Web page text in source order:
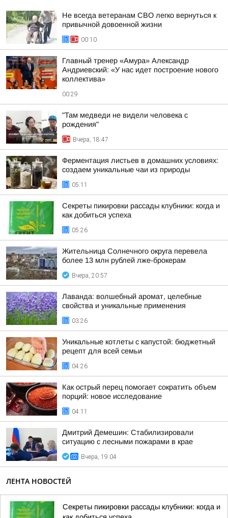
Не всегда ветеранам СВО легко вернуться к
привычной довоенной жизни
00:10
Главный тренер «Амура» Александр
Андриевский: «У нас идет построение нового
коллектива»
00:29
"Там медведи не видели человека с
рождения"
Вчера, 18:47
Ферментация листьев в домашних условиях:
создаем уникальные чаи из природы
05:11
Секреты пикировки рассады клубники: когда и
как добиться успеха
05:26
Жительница Солнечного округа перевела
более 13 млн рублей лже-брокерам
Вчера, 20:57
Лаванда: волшебный аромат, целебные
свойства и уникальные применения
03:26
Уникальные котлеты с капустой: бюджетный
рецепт для всей семьи
04:26
Как острый перец помогает сократить объем
порций: новое исследование
04:11
Дмитрий Демешин: Стабилизировали
ситуацию с лесными пожарами в крае
Вчера, 19:04
ЛЕНТА НОВОСТЕЙ
Секреты пикировки рассады клубники: когда и